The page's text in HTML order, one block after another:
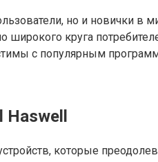
но и новички в
круга
с популярным
Haswell
которые